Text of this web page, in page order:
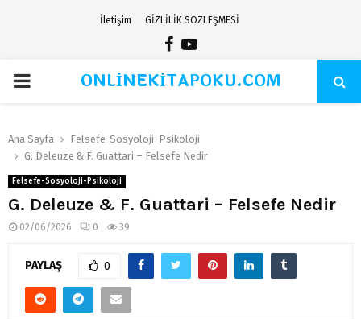
İletişim GİZLİLİK SÖZLEŞMESİ
Facebook
Youtube
PRIMARYONLİNEKİTAPOKU.COM
Ana Sayfa
Felsefe-Sosyoloji-Psikoloji
G. Deleuze & F. Guattari – Felsefe Nedir
Felsefe-Sosyoloji-Psikoloji
G. Deleuze & F. Guattari – Felsefe Nedir
02/06/2026 0 39
PAYLAŞ 0